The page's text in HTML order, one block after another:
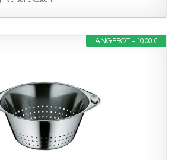
ANGEBOT - 10,00 €